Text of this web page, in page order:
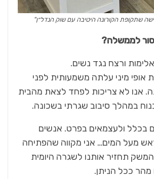
שתקופת הקורונה היטיבה עם שוק הנדל״ן"
לממשלה?
ורצח נגד נשים.
אופי מיני עלתה משמעותית לפני
אנו לא צריכות לפחד לצאת מהבית
במהלך סיבוב שגרתי בשכונה.
בכלל ולעצמאים בפרט. אנשים
מעל המים… אני מקווה שהפתיחה
תחזיר אותנו לשגרה היומית
מהר ככל הניתן.